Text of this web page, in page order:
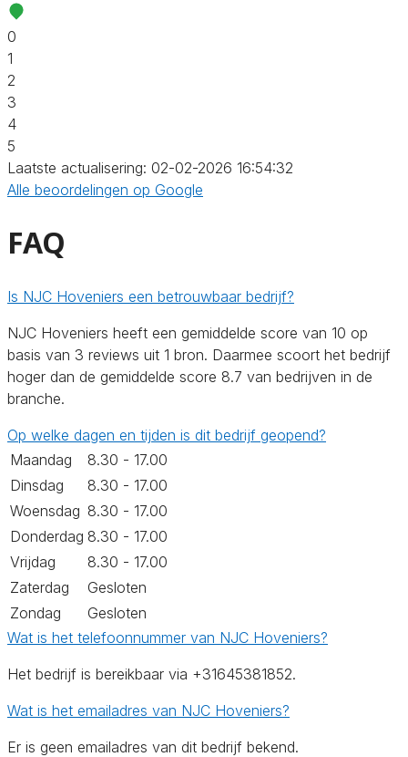
0
1
2
3
4
5
Laatste actualisering: 02-02-2026 16:54:32
Alle beoordelingen op Google
FAQ
Is NJC Hoveniers een betrouwbaar bedrijf?
NJC Hoveniers heeft een gemiddelde score van 10 op
basis van 3 reviews uit 1 bron. Daarmee scoort het bedrijf
hoger dan de gemiddelde score 8.7 van bedrijven in de
branche.
Op welke dagen en tijden is dit bedrijf geopend?
Maandag
8.30 - 17.00
Dinsdag
8.30 - 17.00
Woensdag 8.30 - 17.00
Donderdag 8.30 - 17.00
Vrijdag
8.30 - 17.00
Zaterdag
Gesloten
Zondag
Gesloten
Wat is het telefoonnummer van NJC Hoveniers?
Het bedrijf is bereikbaar via +31645381852.
Wat is het emailadres van NJC Hoveniers?
Er is geen emailadres van dit bedrijf bekend.